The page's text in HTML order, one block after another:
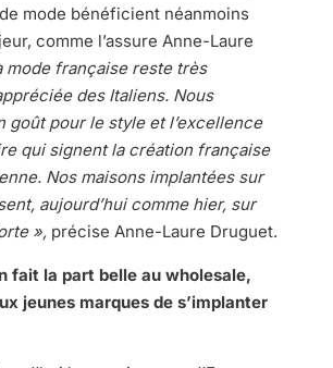
mode bénéficient néanmoins
comme l’assure Anne-Laure
mode française reste très
des Italiens. Nous
goût pour le style et l’excellence
qui signent la création française
Nos maisons implantées sur
aujourd’hui comme hier, sur
», précise Anne-Laure Druguet.
fait la part belle au wholesale,
jeunes marques de s’implanter